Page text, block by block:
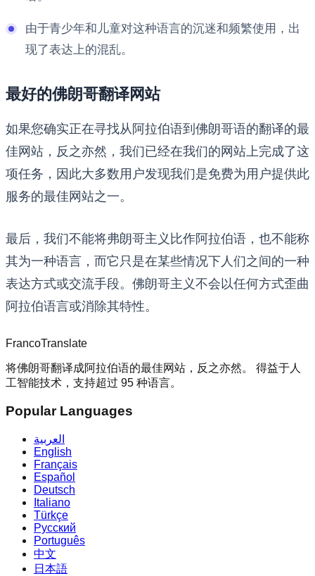
由于青少年和儿童对这种语言的沉迷和频繁使用，出
现了表达上的混乱。
最好的佛朗哥翻译网站
如果您确实正在寻找从阿拉伯语到佛朗哥语的翻译的最
佳网站，反之亦然，我们已经在我们的网站上完成了这
项任务，因此大多数用户发现我们是免费为用户提供此
服务的最佳网站之一。
最后，我们不能将弗朗哥主义比作阿拉伯语，也不能称
其为一种语言，而它只是在某些情况下人们之间的一种
表达方式或交流手段。佛朗哥主义不会以任何方式歪曲
阿拉伯语言或消除其特性。
FrancoTranslate
将佛朗哥翻译成阿拉伯语的最佳网站，反之亦然。 得益于人
工智能技术，支持超过 95 种语言。
Popular Languages
العربية
English
Français
Español
Deutsch
Italiano
Türkçe
Русский
Português
中文
日本語